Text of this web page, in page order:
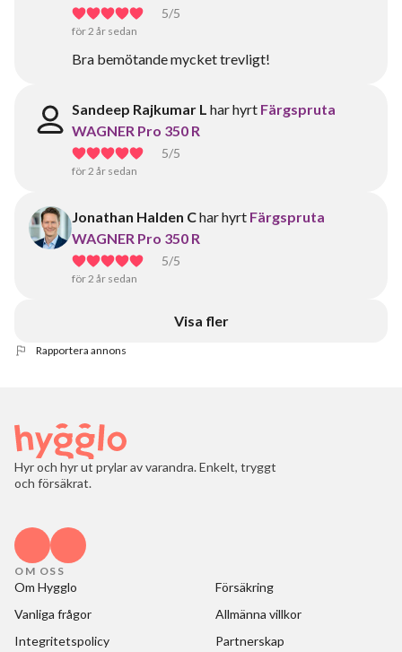
5/5
för 2 år sedan
Bra bemötande mycket trevligt!
Sandeep Rajkumar L har hyrt Färgspruta
WAGNER Pro 350 R
5/5
för 2 år sedan
Jonathan Halden Char hyrt Färgspruta
WAGNER Pro 350 R
5/5
för 2 år sedan
Visa fler
Rapportera annons
Hyr och hyr ut prylar av varandra. Enkelt, tryggt
och försäkrat.
OM OSS
Om Hygglo
Försäkring
Vanliga frågor
Allmänna villkor
Integritetspolicy
Partnerskap